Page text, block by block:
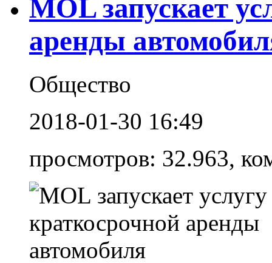
MOL запускает
аренды
Общество
2018-01-30 16:49
просмотров: 32.963,